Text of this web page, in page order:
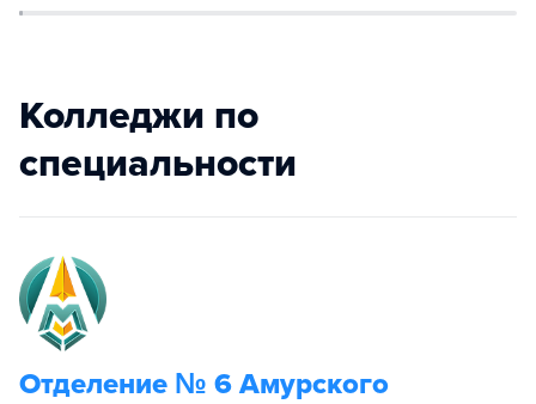
Колледжи по
специальности
Отделение № 6 Амурского